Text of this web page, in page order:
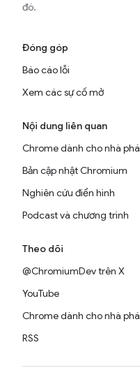
đó.
Đóng góp
Báo cáo lỗi
Xem các sự cố mở
Nội dung liên quan
Chrome dành cho nhà
Bản cập nhật Chromium
Nghiên cứu điển hình
Podcast và chương trình
Theo dõi
@ChromiumDev trên X
YouTube
Chrome dành cho nhà
RSS